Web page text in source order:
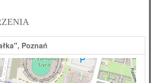
Poznań